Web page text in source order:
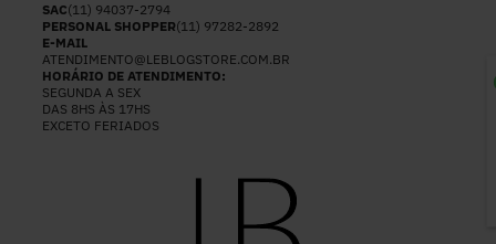
SAC(11) 94037-2794
PERSONAL SHOPPER(11) 97282-2892
E-MAIL
ATENDIMENTO@LEBLOGSTORE.COM.BR
HORÁRIO DE ATENDIMENTO:
SEGUNDA A SEX
DAS 8HS ÀS 17HS
EXCETO FERIADOS